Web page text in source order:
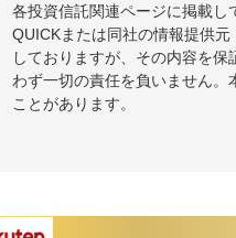
各投資信託関連ページに掲載
QUICKまたは同社の情報提供
しておりますが、その内容を
わず一切の責任を負いません
ことがあります。